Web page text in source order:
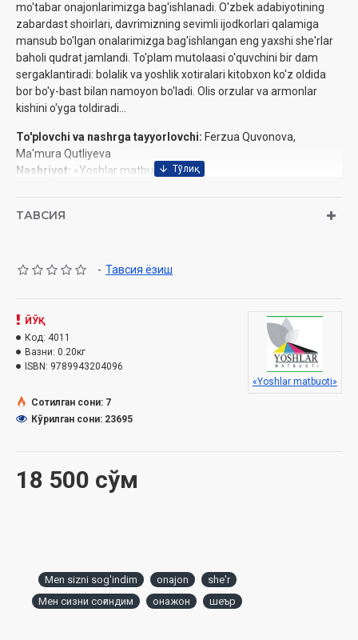
mo'tabar onajonlarimizga bag'ishlanadi. O'zbek adabiyotining
zabardast shoirlari, davrimizning sevimli ijodkorlari qalamiga
mansub bo'lgan onalarimizga bag'ishlangan eng yaxshi she'rlar
baholi qudrat jamlandi. To'plam mutolaasi o'quvchini bir dam
sergaklantiradi: bolalik va yoshlik xotiralari kitobxon ko'z oldida
bor bo'y-bast bilan namoyon bo'ladi. Olis orzular va armonlar
kishini o'yga toldiradi...
To'plovchi va nashrga tayyorlovchi: Ferzua Quvonova,
Ma'mura Qutliyeva
Nashriyot: «Yoshlar matbuoti»
O'lchami:
ТАВСИЯ
- Тавсия ёзиш
18 500 сўм
ЙЎҚ
Код: 4011
Вазни: 0.20кг
ISBN: 9789943204096
«Yoshlar matbuoti»
Сотилган сони: 7
Кўрилган сони: 23695
Men sizni sog'indim onajon
she'r
Мен сизни соғиндим
онажон шеър